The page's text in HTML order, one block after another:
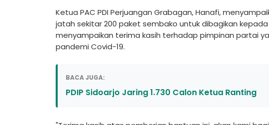
Ketua PAC PDI Perjuangan Grabagan, Hanafi,
jatah sekitar 200 paket sembako untuk dibagikan
menyampaikan terima kasih terhadap pimpinan partai
pandemi Covid-19.
BACA JUGA:
PDIP Sidoarjo Jaring 1.730 Calon Ketua Ranting